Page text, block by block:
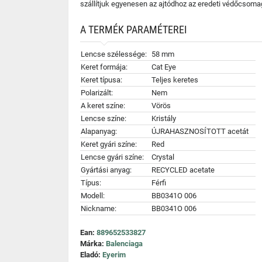
szállítjuk egyenesen az ajtódhoz az eredeti
A TERMÉK PARAMÉTEREI
Lencse szélessége: 58 mm
Keret formája:
Cat Eye
Keret típusa:
Teljes keretes
Polarizált:
Nem
A keret színe:
Vörös
Lencse színe:
Kristály
Alapanyag:
ÚJRAHASZNOSÍTOTT acetát
Keret gyári színe:
Red
Lencse gyári színe:
Crystal
Gyártási anyag:
RECYCLED acetate
Típus:
Férfi
Modell:
BB0341O 006
Nickname:
BB0341O 006
Ean: 889652533827
Márka: Balenciaga
Eladó: Eyerim